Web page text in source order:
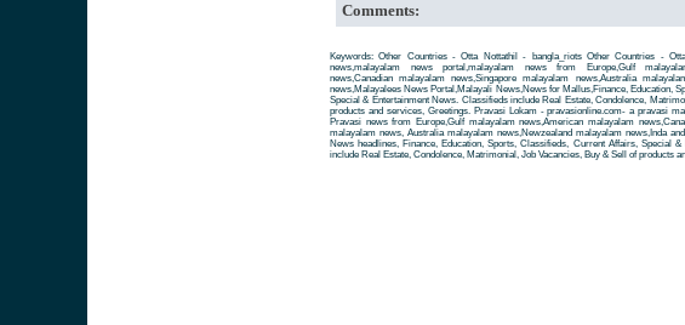
Comments:
Keywords: Other Countries - Otta Nottathil - bangla_riots Other Countries -
news,malayalam news portal,malayalam news from Europe,Gulf
news,Canadian malayalam news,Singapore malayalam news,Australia
news,Malayalees News Portal,Malayali News,News for Mallus,Finance, Education,
Special & Entertainment News. Classifieds include Real Estate, Condolence,
products and services, Greetings. Pravasi Lokam - pravasionline.com- a pravasi
Pravasi news from Europe,Gulf malayalam news,American malayalam
malayalam news, Australia malayalam news,Newzealand malayalam news,Inda
News headlines, Finance, Education, Sports, Classifieds, Current Affairs, Special
include Real Estate, Condolence, Matrimonial, Job Vacancies, Buy & Sell of products